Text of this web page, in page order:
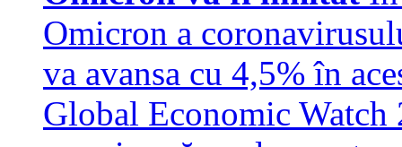
Omicron a
va avansa cu 4,5% în
Global Economic Watch